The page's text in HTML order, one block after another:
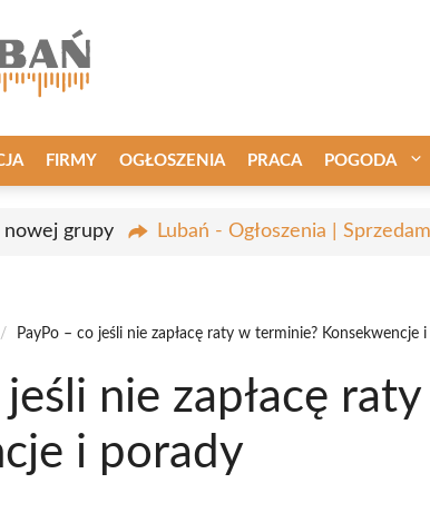
FIRMY OGŁOSZENIA PRACA POGODA
nowej grupy Lubań - Ogłoszenia |
/ PayPo – co jeśli nie zapłacę raty w terminie? Konsekwencje
jeśli nie zapłacę
i porady